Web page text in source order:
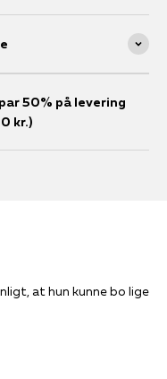
50% på levering
kr.)
at hun kunne bo lige